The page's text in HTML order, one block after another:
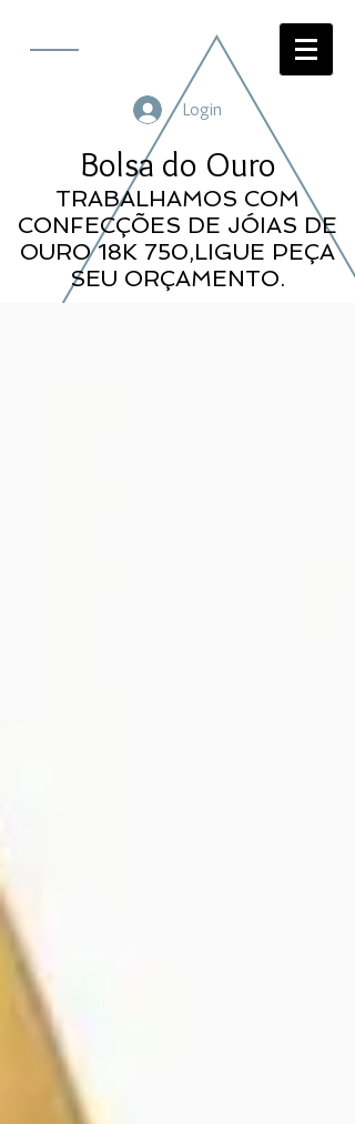
Login
Bolsa do Ouro
TRABALHAMOS COM
CONFECÇÕES DE JÓIAS DE
OURO 18K 750,LIGUE PEÇA
SEU ORÇAMENTO.